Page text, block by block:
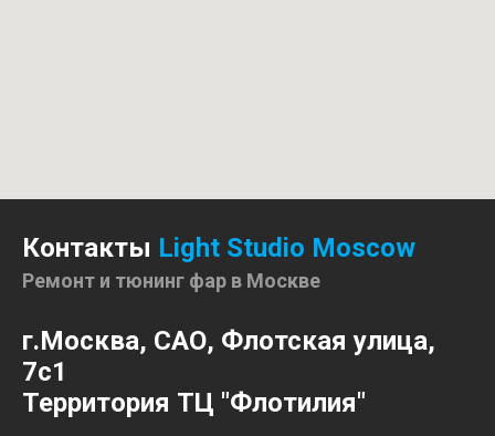
Контакты Light Studio Moscow
Ремонт и тюнинг фар в Москве
г.Москва, САО, Флотская улица,
7с1
Территория ТЦ "Флотилия"